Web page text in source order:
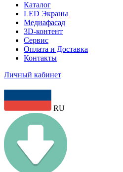
Каталог
LED Экраны
Медиафасад
3D-контент
Сервис
Оплата и Доставка
Контакты
Личный кабинет
RU